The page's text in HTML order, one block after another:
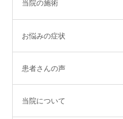
当院の施術
お悩みの症状
患者さんの声
当院について